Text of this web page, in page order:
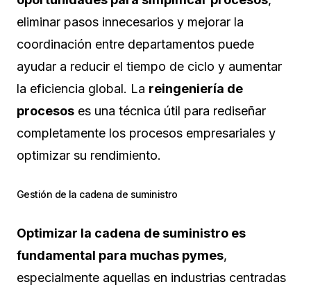
eliminar pasos innecesarios y mejorar la
coordinación entre departamentos puede
ayudar a reducir el tiempo de ciclo y aumentar
la eficiencia global. La reingeniería de
procesos es una técnica útil para rediseñar
completamente los procesos empresariales y
optimizar su rendimiento.
Gestión de la cadena de suministro
Optimizar la cadena de suministro es
fundamental para muchas pymes,
especialmente aquellas en industrias centradas